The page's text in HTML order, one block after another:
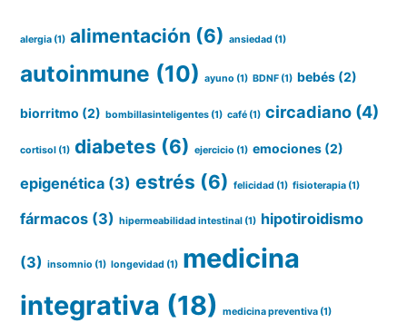
alergia (1) alimentación (6) ansiedad (1)
autoinmune (10) ayuno (1) BDNF (1) bebés (2)
biorritmo (2) bombillasinteligentes (1) café (1) circadiano (4)
cortisol (1) diabetes (6) ejercicio (1) emociones (2)
epigenética (3) estrés (6) felicidad (1) fisioterapia (1)
fármacos (3) hipermeabilidad intestinal (1) hipotiroidismo
(3) insomnio (1) longevidad (1) medicina
integrativa (18) medicina preventiva (1)